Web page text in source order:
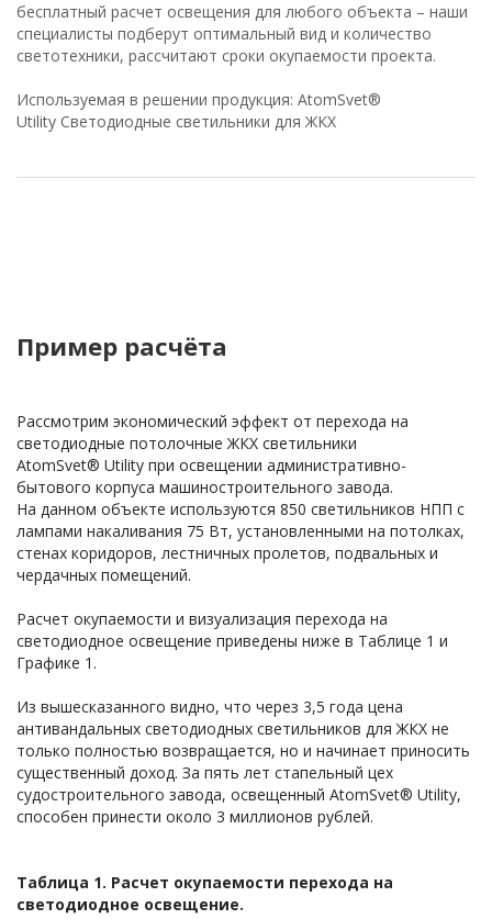
бесплатный расчет освещения для любого объекта – наши
специалисты подберут оптимальный вид и количество
светотехники, рассчитают сроки окупаемости проекта.
Используемая в решении продукция: AtomSvet®
Utility Светодиодные светильники для ЖКХ
Пример расчёта
Рассмотрим экономический эффект от перехода на
светодиодные потолочные ЖКХ светильники
АtomSvet® Utility при освещении административно-
бытового корпуса машиностроительного завода.
На данном объекте используются 850 светильников НПП с
лампами накаливания 75 Вт, установленными на потолках,
стенах коридоров, лестничных пролетов, подвальных и
чердачных помещений.
Расчет окупаемости и визуализация перехода на
светодиодное освещение приведены ниже в Таблице 1 и
Графике 1.
Из вышесказанного видно, что через 3,5 года цена
антивандальных светодиодных светильников для ЖКХ не
только полностью возвращается, но и начинает приносить
существенный доход. За пять лет стапельный цех
судостроительного завода, освещенный АtomSvet® Utility,
способен принести около 3 миллионов рублей.
Таблица 1. Расчет окупаемости перехода на
светодиодное освещение.